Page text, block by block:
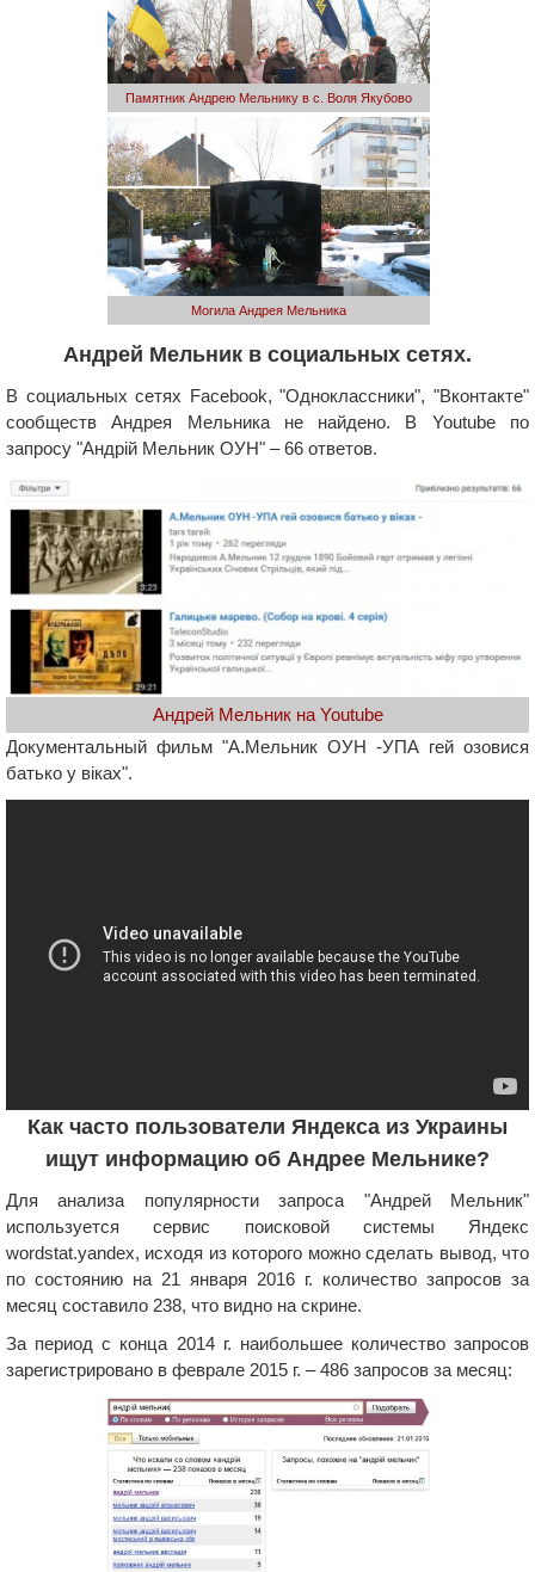
Памятник Андрею Мельнику в с. Воля Якубово
Могила Андрея Мельника
Андрей Мельник в социальных сетях.
В социальных сетях Facebook, "Одноклассники", "Вконтакте"
сообществ Андрея Мельника не найдено. В Youtube по
запросу "Андрій Мельник ОУН" – 66 ответов.
Андрей Мельник на Youtube
Документальный фильм "А.Мельник ОУН -УПА гей озовися
батько у віках".
Как часто пользователи Яндекса из Украины
ищут информацию об Андрее Мельнике?
Для анализа популярности запроса "Андрей Мельник"
используется сервис поисковой системы Яндекс
wordstat.yandex, исходя из которого можно сделать вывод, что
по состоянию на 21 января 2016 г. количество запросов за
месяц составило 238, что видно на скрине.
За период с конца 2014 г. наибольшее количество запросов
зарегистрировано в феврале 2015 г. – 486 запросов за месяц: